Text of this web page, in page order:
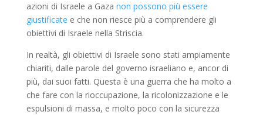
azioni di Israele a Gaza non possono più essere
giustificate e che non riesce più a comprendere gli
obiettivi di Israele nella Striscia.
In realtà, gli obiettivi di Israele sono stati ampiamente
chiariti, dalle parole del governo israeliano e, ancor di
più, dai suoi fatti. Questa è una guerra che ha molto a
che fare con la rioccupazione, la ricolonizzazione e le
espulsioni di massa, e molto poco con la sicurezza